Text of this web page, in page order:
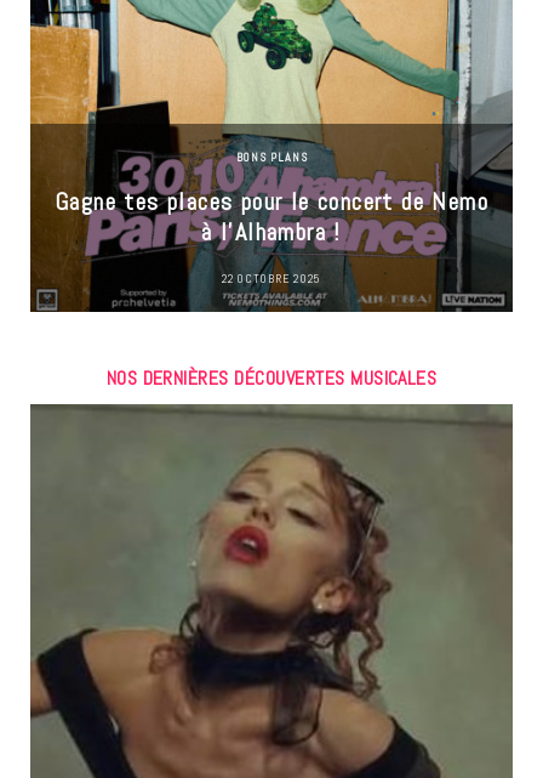
BONS PLANS
Gagne tes places pour le concert de Nemo
à l’Alhambra !
22 OCTOBRE 2025
NOS DERNIÈRES DÉCOUVERTES MUSICALES